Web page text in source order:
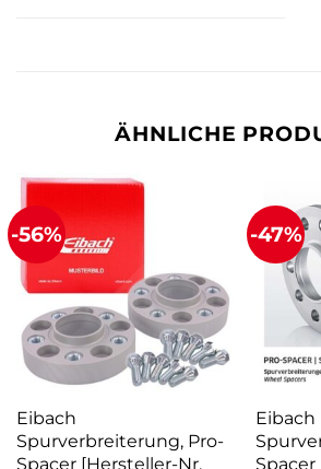
ÄHNLICHE
-56%
Eibach
Spurverbreiterung, Pro-
Spacer [Hersteller-Nr.
-47%
Eibach